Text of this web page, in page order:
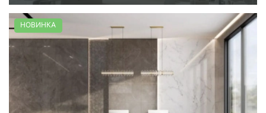
НОВИНКА